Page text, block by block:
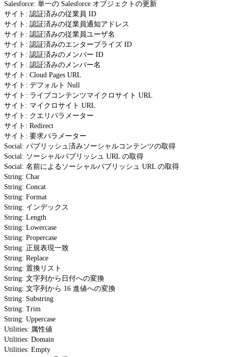
Salesforce: 単一の Salesforce オブジェクトの更新
サイト: 認証済みの従業員 ID
サイト: 認証済みの従業員通知アドレス
サイト: 認証済みの従業員ユーザ名
サイト: 認証済みのエンタープライズ ID
サイト: 認証済みのメンバー ID
サイト: 認証済みのメンバー名
サイト: Cloud Pages URL
サイト: デフォルト Null
サイト: ライブコンテンツマイクロサイト URL
サイト: マイクロサイト URL
サイト: クエリパラメーター
サイト: Redirect
サイト: 要求パラメーター
Social: パブリッシュ済みソーシャルコンテンツの取得
Social: ソーシャルパブリッシュ URL の取得
Social: 名前によるソーシャルパブリッシュ URL の取得
String: Char
String: Concat
String: Format
String: インデックス
String: Length
String: Lowercase
String: Propercase
String: 正規表現一致
String: Replace
String: 置換リスト
String: 文字列から日付への変換
String: 文字列から 16 進値への変換
String: Substring
String: Trim
String: Uppercase
Utilities: 属性値
Utilities: Domain
Utilities: Empty